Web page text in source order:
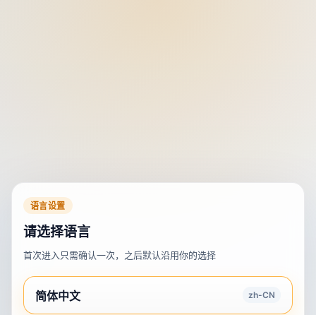
语言设置
请选择语言
首次进入只需确认一次，之后默认沿用你的选择
简体中文 zh-CN